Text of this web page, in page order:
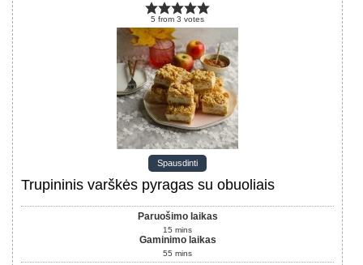
5 from 3 votes
Spausdinti
Trupininis varškės pyragas su obuoliais
Paruošimo laikas
15 mins
Gaminimo laikas
55 mins